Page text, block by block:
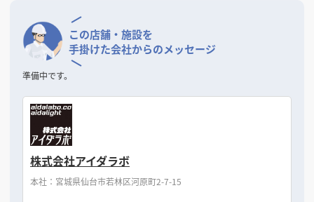
この店舗・施設を
手掛けた会社からのメッセージ
準備中です。
株式会社アイダラボ
本社：宮城県仙台市若林区河原町2-7-15